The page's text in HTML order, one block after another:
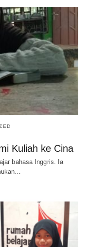
Kuliah ke Cina
bahasa Inggris. Ia